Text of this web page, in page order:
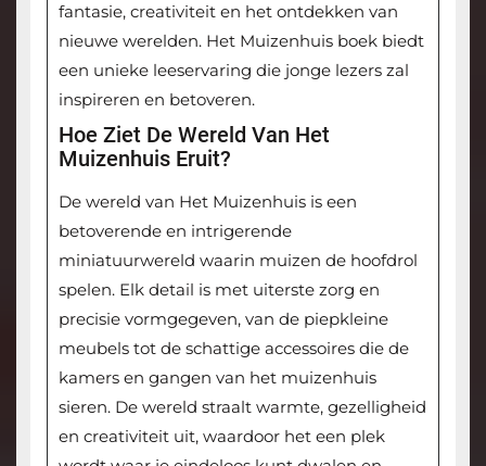
fantasie, creativiteit en het ontdekken van
nieuwe werelden. Het Muizenhuis boek biedt
een unieke leeservaring die jonge lezers zal
inspireren en betoveren.
Hoe Ziet De Wereld Van Het
Muizenhuis Eruit?
De wereld van Het Muizenhuis is een
betoverende en intrigerende
miniatuurwereld waarin muizen de hoofdrol
spelen. Elk detail is met uiterste zorg en
precisie vormgegeven, van de piepkleine
meubels tot de schattige accessoires die de
kamers en gangen van het muizenhuis
sieren. De wereld straalt warmte, gezelligheid
en creativiteit uit, waardoor het een plek